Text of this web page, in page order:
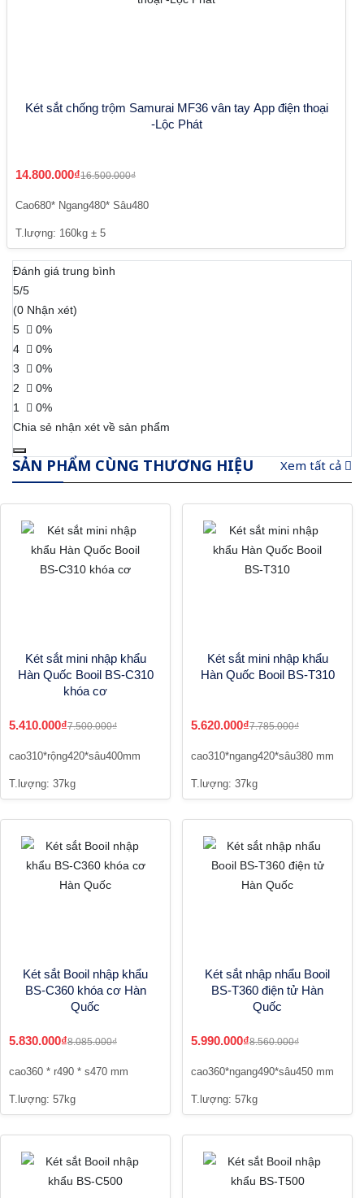
Két sắt chống trộm Samurai MF36 vân tay App điện thoại
-Lộc Phát
14.800.000₫16.500.000₫
Cao680* Ngang480* Sâu480
T.lượng: 160kg ± 5
Đánh giá trung bình
5/5
(0 Nhận xét)
5
0%
4
0%
3
0%
2
0%
1
0%
Chia sẻ nhận xét về sản phẩm
SẢN PHẨM CÙNG THƯƠNG HIỆU Xem tất cả
Két sắt mini nhập khẩu
Hàn Quốc Booil BS-C310
khóa cơ
5.410.000₫7.500.000₫
cao310*rộng420*sâu400mm
T.lượng: 37kg
Két sắt mini nhập khẩu
Hàn Quốc Booil BS-T310
5.620.000₫7.785.000₫
cao310*ngang420*sâu380 mm
T.lượng: 37kg
Két sắt Booil nhập khẩu
BS-C360 khóa cơ Hàn
Quốc
5.830.000₫8.085.000₫
cao360 * r490 * s470 mm
T.lượng: 57kg
Két sắt nhập nhẩu Booil
BS-T360 điện tử Hàn
Quốc
5.990.000₫8.560.000₫
cao360*ngang490*sâu450 mm
T.lượng: 57kg